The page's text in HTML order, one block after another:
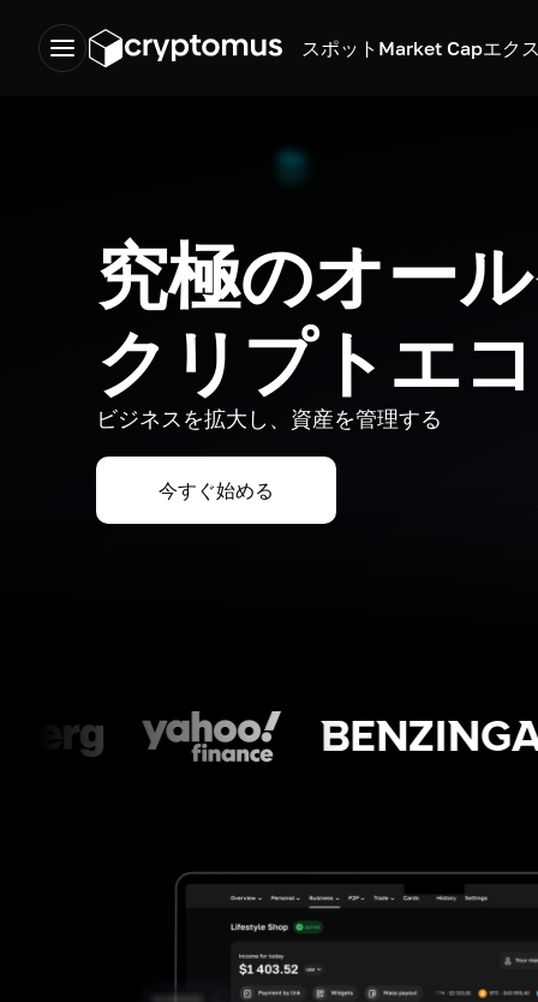
スポット Market Capエク
究極のオー
クリプトエ
ビジネスを拡大し、資産を管理する
今すぐ始める